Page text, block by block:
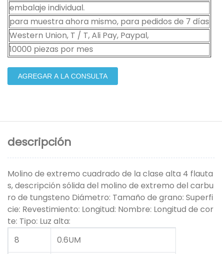
embalaje individual.
para muestra ahora mismo, para pedidos de 7 días
Western Union, T / T, Ali Pay, Paypal,
10000 piezas por mes
AGREGAR A LA CONSULTA
descripción
Molino de extremo cuadrado de la clase alta 4 flauta
s, descripción sólida del molino de extremo del carbu
ro de tungsteno Diámetro: Tamaño de grano: Superfi
cie: Revestimiento: Longitud: Nombre: Longitud de cor
te: Tipo: Luz alta:
8
0.6UM